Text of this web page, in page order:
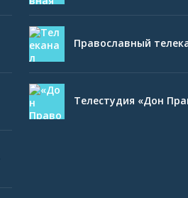
Православный
Телестудия «Дон